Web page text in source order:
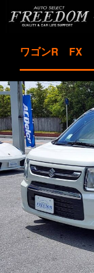
ワゴンR FX